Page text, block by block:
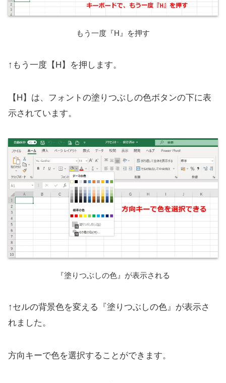
もう一度『H』を押す
↑もう一度【H】を押します。
【H】は、フォントの塗りつぶしの色ボタンの下に表
示されています。
『塗りつぶしの色』が表示される
↑セルの背景色を変える『塗りつぶしの色』が表示さ
れました。
方向キーで色を選択することができます。